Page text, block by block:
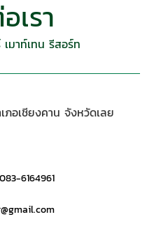
เรา
เมาท์เทน รีสอร์ท
ภอเชียงคาน จังหวัดเลย
083-6164961